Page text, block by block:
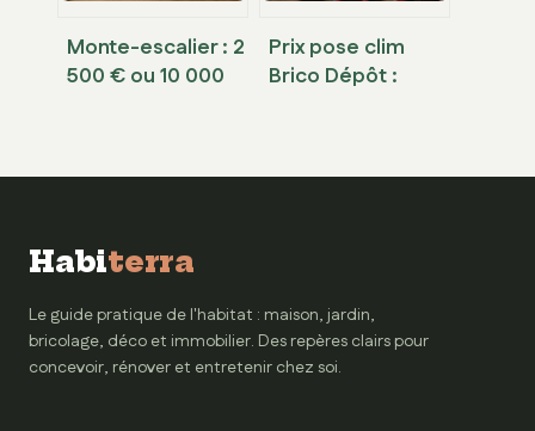
Monte-escalier : 2
500 € ou 10 000
Prix pose clim
Brico Dépôt :
Habiterra
Le guide pratique de l'habitat : maison, jardin,
bricolage, déco et immobilier. Des repères clairs pour
concevoir, rénover et entretenir chez soi.